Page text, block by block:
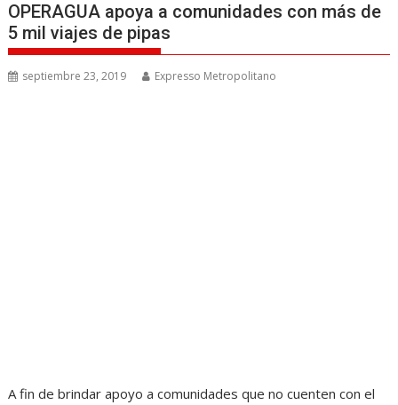
OPERAGUA apoya a comunidades con más de
5 mil viajes de pipas
septiembre 23, 2019 Expresso Metropolitano
A fin de brindar apoyo a comunidades que no cuenten con el